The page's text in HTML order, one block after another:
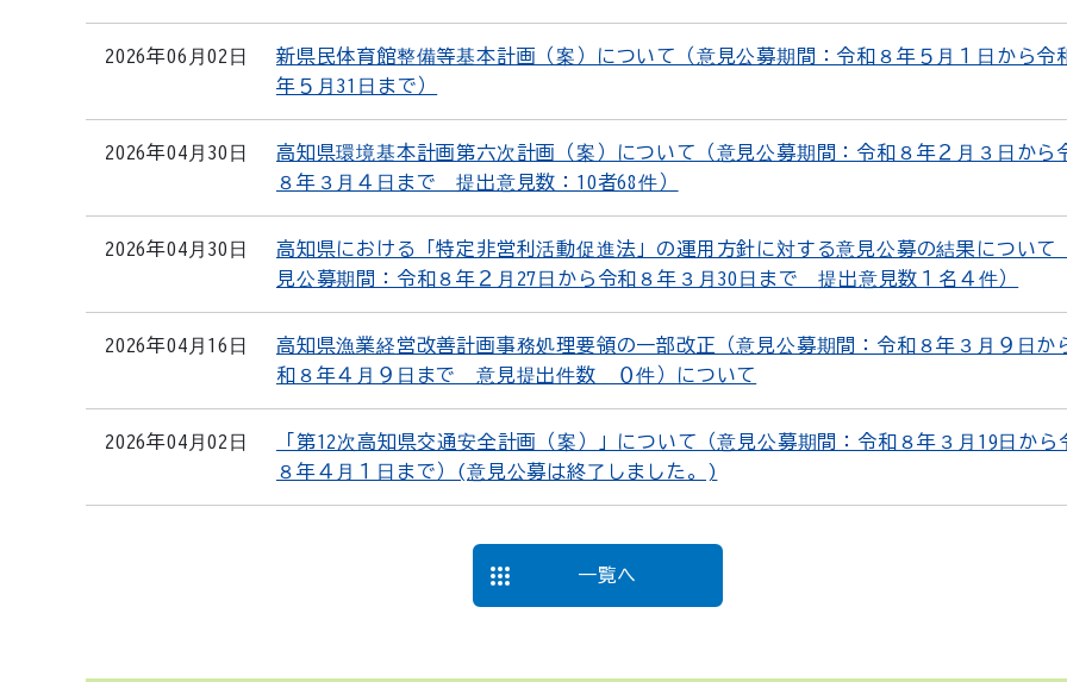
2026年06月02日
新県民体育館整備等基本計画（案）について（意見公募期間：令和８年５月１日から令
年５月31日まで）
2026年04月30日
高知県環境基本計画第六次計画（案）について（意見公募期間：令和８年２月３日から
８年３月４日まで 提出意見数：10者68件）
2026年04月30日
高知県における「特定非営利活動促進法」の運用方針に対する意見公募の結果について
見公募期間：令和８年２月27日から令和８年３月30日まで 提出意見数１名４件）
2026年04月16日
高知県漁業経営改善計画事務処理要領の一部改正（意見公募期間：令和８年３月９日か
和８年４月９日まで 意見提出件数 ０件）について
2026年04月02日
「第12次高知県交通安全計画（案）」について（意見公募期間：令和８年３月19日から
８年４月１日まで）(意見公募は終了しました。)
一覧へ